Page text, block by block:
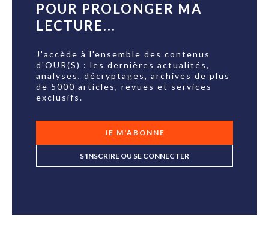
POUR PROLONGER MA
LECTURE...
J'accède à l'ensemble des contenus
d'OUR(S) : les dernières actualités,
analyses, décryptages, archives de plus
de 5000 articles, revues et services
exclusifs.
JE M'ABONNE
S'INSCRIRE OU SE CONNECTER